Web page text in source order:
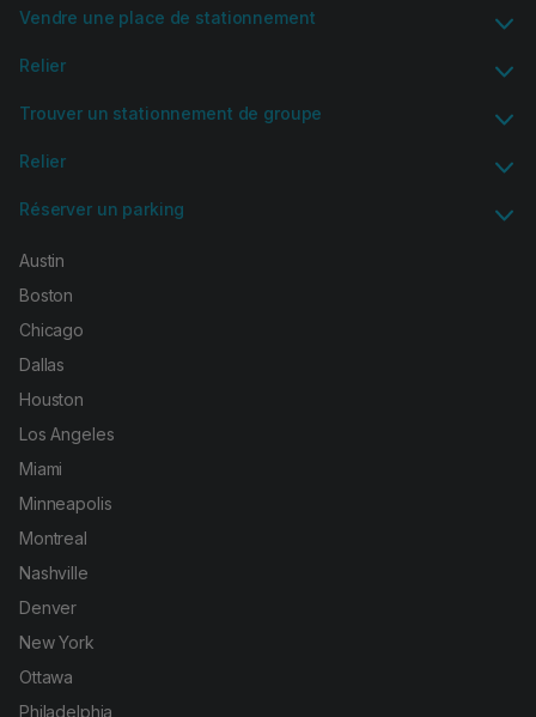
Vendre une place de stationnement
Relier
Trouver un stationnement de groupe
Relier
Réserver un parking
Austin
Boston
Chicago
Dallas
Houston
Los Angeles
Miami
Minneapolis
Montreal
Nashville
Denver
New York
Ottawa
Philadelphia